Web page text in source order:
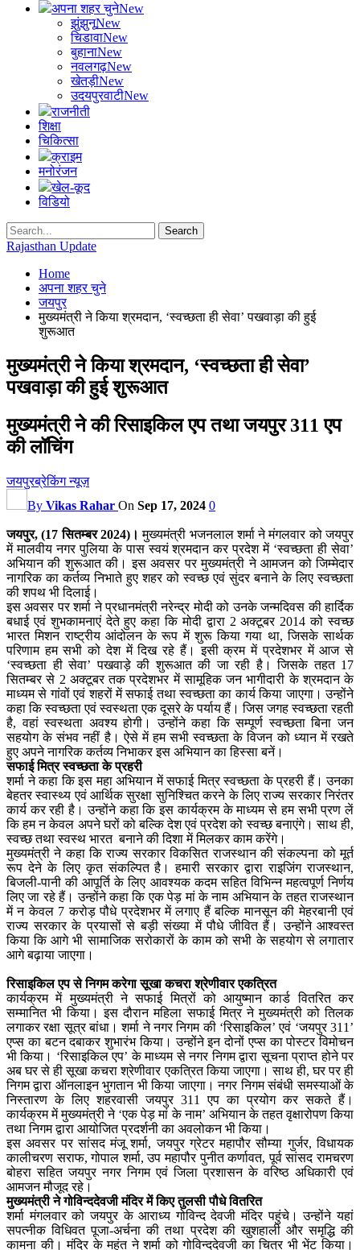
अपना शहर चुनेNew
झुंझुनूNew
चिडावाNew
बुहानाNew
नवलगढ़New
खेतड़ीNew
उदयपुरवाटीNew
राजनीती
शिक्षा
चिकित्सा
क्राइम
मनोरंजन
खेल-कूद
विडियो
Rajasthan Update
Home
अपना शहर चुने
जयपुर
मुख्यमंत्री ने किया श्रमदान, ‘स्वच्छता ही सेवा’ पखवाड़ा की हुई
शुरूआत
मुख्यमंत्री ने किया श्रमदान, ‘स्वच्छता ही सेवा’
पखवाड़ा की हुई शुरूआत
मुख्यमंत्री ने की रिसाइकिल एप तथा जयपुर 311 एप
की लॉचिंग
जयपुरब्रेकिंग न्यूज़
By Vikas Rahar On Sep 17, 2024 0
जयपुर, (17 सितम्बर 2024)। मुख्यमंत्री भजनलाल शर्मा ने मंगलवार को जयपुर
में मालवीय नगर पुलिया के पास स्वयं श्रमदान कर प्रदेश में ‘स्वच्छता ही सेवा’
अभियान की शुरूआत की। इस अवसर पर मुख्यमंत्री ने आमजन को जिम्मेदार
नागरिक का कर्तव्य निभाते हुए शहर को स्वच्छ एवं सुंदर बनाने के लिए स्वच्छता
की शपथ भी दिलाई।
इस अवसर पर शर्मा ने प्रधानमंत्री नरेन्द्र मोदी को उनके जन्मदिवस की हार्दिक
बधाई एवं शुभकामनाएं देते हुए कहा कि मोदी द्वारा 2 अक्टूबर 2014 को स्वच्छ
भारत मिशन राष्ट्रीय आंदोलन के रूप में शुरू किया गया था, जिसके सार्थक
परिणाम हम सभी को देश में दिख रहे हैं। इसी क्रम में प्रदेशभर में आज से
‘स्वच्छता ही सेवा’ पखवाड़े की शुरूआत की जा रही है। जिसके तहत 17
सितम्बर से 2 अक्टूबर तक प्रदेशभर में सामूहिक जन भागीदारी के श्रमदान के
माध्यम से गांवों एवं शहरों में सफाई तथा स्वच्छता का कार्य किया जाएगा। उन्होंने
कहा कि स्वच्छता एवं स्वस्थता एक दूसरे के पर्याय हैं। जिस जगह स्वच्छता रहती
है, वहां स्वस्थता अवश्य होगी। उन्होंने कहा कि सम्पूर्ण स्वच्छता बिना जन
सहयोग के संभव नहीं है। ऐसे में हम सभी स्वच्छता के विजन को ध्यान में रखते
हुए अपने नागरिक कर्तव्य निभाकर इस अभियान का हिस्सा बनें।
सफाई मित्र स्वच्छता के प्रहरी
शर्मा ने कहा कि इस महा अभियान में सफाई मित्र स्वच्छता के प्रहरी हैं। उनका
बेहतर स्वास्थ्य एवं आर्थिक सुरक्षा सुनिश्चित करने के लिए राज्य सरकार निरंतर
कार्य कर रही है। उन्होंने कहा कि इस कार्यक्रम के माध्यम से हम सभी प्रण लें
कि हम न केवल अपने घरों को बल्कि देश एवं प्रदेश को स्वच्छ बनाएंगे। साथ ही,
स्वच्छ तथा स्वस्थ भारत बनाने की दिशा में मिलकर काम करेंगे।
मुख्यमंत्री ने कहा कि राज्य सरकार विकसित राजस्थान की संकल्पना को मूर्त
रूप देने के लिए कृत संकल्पित है। हमारी सरकार द्वारा राइजिंग राजस्थान,
बिजली-पानी की आपूर्ति के लिए आवश्यक कदम सहित विभिन्न महत्वपूर्ण निर्णय
लिए जा रहे हैं। उन्होंने कहा कि एक पेड़ मां के नाम अभियान के तहत राजस्थान
में न केवल 7 करोड़ पौधे प्रदेशभर में लगाए हैं बल्कि मानसून की मेहरबानी एवं
राज्य सरकार के प्रयासों से बड़ी संख्या में पौधे जीवित हैं। उन्होंने आश्वस्त
किया कि आगे भी सामाजिक सरोकारों के काम को सभी के सहयोग से लगातार
आगे बढ़ाया जाएगा।
रिसाइकिल एप से निगम करेगा सूखा कचरा श्रेणीवार एकत्रित
कार्यक्रम में मुख्यमंत्री ने सफाई मित्रों को आयुष्मान कार्ड वितरित कर
सम्मानित भी किया। इस दौरान महिला सफाई मित्र ने मुख्यमंत्री को तिलक
लगाकर रक्षा सूत्र बांधा। शर्मा ने नगर निगम की ‘रिसाइकिल’ एवं ‘जयपुर 311’
एप्स का बटन दबाकर शुभारंभ किया। उन्होंने इन दोनों एप्स का पोस्टर विमोचन
भी किया। ‘रिसाइकिल एप’ के माध्यम से नगर निगम द्वारा सूचना प्राप्त होने पर
अब घर से ही सूखा कचरा श्रेणीवार एकत्रित किया जाएगा। साथ ही, घर पर ही
निगम द्वारा ऑनलाइन भुगतान भी किया जाएगा। नगर निगम संबंधी समस्याओं के
निस्तारण के लिए शहरवासी जयपुर 311 एप का प्रयोग कर सकते हैं।
कार्यक्रम में मुख्यमंत्री ने ‘एक पेड़ मां के नाम’ अभियान के तहत वृक्षारोपण किया
तथा निगम द्वारा आयोजित प्रदर्शनी का अवलोकन भी किया।
इस अवसर पर सांसद मंजू शर्मा, जयपुर ग्रेटर महापौर सौम्या गुर्जर, विधायक
कालीचरण सराफ, गोपाल शर्मा, उप महापौर पुनीत कर्णावत, पूर्व सांसद रामचरण
बोहरा सहित जयपुर नगर निगम एवं जिला प्रशासन के वरिष्ठ अधिकारी एवं
आमजन मौजूद रहे।
मुख्यमंत्री ने गोविन्ददेवजी मंदिर में किए तुलसी पौधे वितरित
शर्मा मंगलवार को जयपुर के आराध्य गोविन्द देवजी मंदिर पहुंचे। उन्होंने यहां
सपत्नीक विधिवत पूजा-अर्चना की तथा प्रदेश की खुशहाली और समृद्धि की
कामना की। मंदिर के महंत ने शर्मा को गोविन्ददेवजी का चित्र भी भेंट किया।